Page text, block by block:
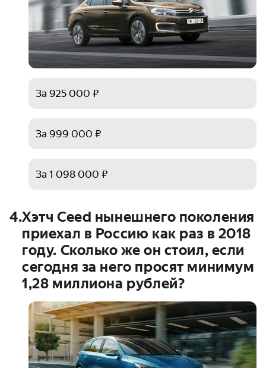
За 925 000 ₽
За 999 000 ₽
За 1 098 000 ₽
4.Хэтч Ceed нынешнего поколения
приехал в Россию как раз в 2018
году. Сколько же он стоил, если
сегодня за него просят минимум
1,28 миллиона рублей?